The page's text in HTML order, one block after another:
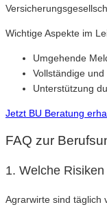
Wichtige Aspekte im
Umgehende
Vollständige
Unterstützung
Jetzt BU Beratung
FAQ zur
1. Welche
Agrarwirte sind täglich